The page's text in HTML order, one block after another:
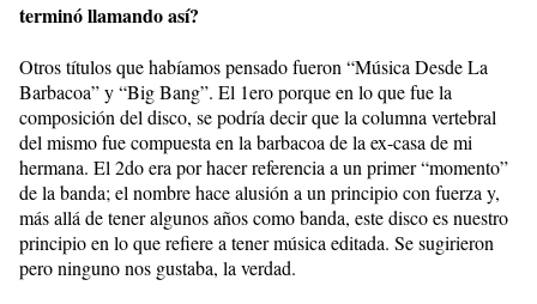
terminó llamando así?
Otros títulos que habíamos pensado fueron “Música Desde La
Barbacoa” y “Big Bang”. El 1ero porque en lo que fue la
composición del disco, se podría decir que la columna vertebral
del mismo fue compuesta en la barbacoa de la ex-casa de mi
hermana. El 2do era por hacer referencia a un primer “momento”
de la banda; el nombre hace alusión a un principio con fuerza y,
más allá de tener algunos años como banda, este disco es nuestro
principio en lo que refiere a tener música editada. Se sugirieron
pero ninguno nos gustaba, la verdad.